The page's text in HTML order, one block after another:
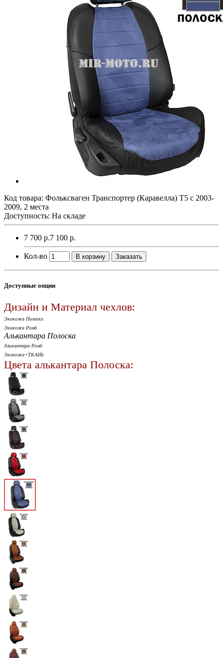
Код товара: Фольксваген Транспортер (Каравелла) Т5 с 2003-
2009, 2 места
Доступность: На складе
7 700 р.7 100 р.
Кол-во В корзину Заказать
Доступные опции
Дизайн и Материал чехлов:
Экокожа Полоска
Экокожа Ромб
Алькантара Полоска
Алькантара Ромб
Экокожа+ТКАНЬ
Цвета алькантара Полоска: